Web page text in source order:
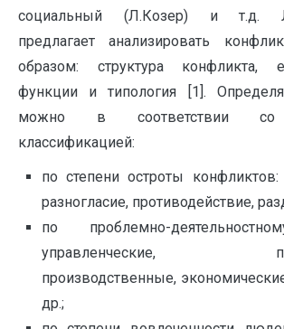
социальный (Л.Козер) и т.д.
предлагает анализировать
образом: структура конфликта,
функции и типология [1].
можно в соответствии со
классификацией:
по степени остроты конфликтов:
разногласие, противодействие,
по проблемно-
управленческие,
производственные,
др.;